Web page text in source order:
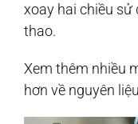
xoay hai chiều sử
thao.
Xem thêm nhiều
hơn về nguyên